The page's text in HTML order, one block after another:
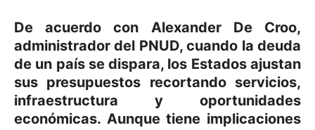
De acuerdo con Alexander De Croo,
administrador del PNUD, cuando la deuda
de un país se dispara, los Estados ajustan
sus presupuestos recortando servicios,
infraestructura y oportunidades
económicas. Aunque tiene implicaciones